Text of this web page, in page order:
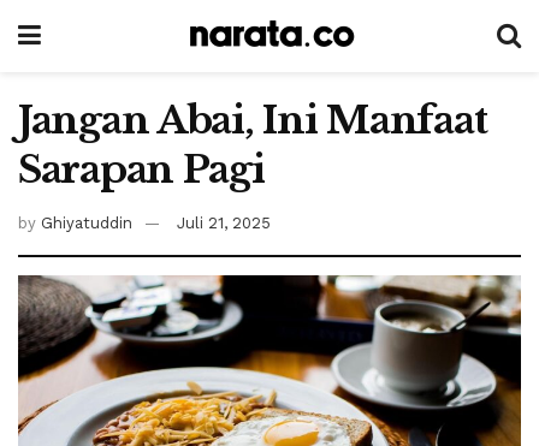
Jangan Abai, Ini Manfaat
Sarapan Pagi
by Ghiyatuddin Juli 21, 2025